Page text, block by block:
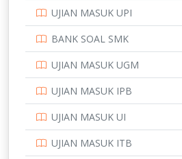
PTDI STTD
SMA
SMK
SMP
STIP
UJIAN MASUK UPI
BANK SOAL SMK
UJIAN MASUK UGM
UJIAN MASUK IPB
UJIAN MASUK UI
UJIAN MASUK ITB